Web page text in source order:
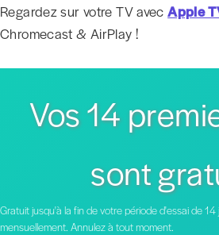
Regardez sur votre TV avecApple
Chromecast & AirPlay !
Vos 14
sont
Gratuit jusqu'à la fin de votre période d'essai de
mensuellement. Annulez à tout moment.